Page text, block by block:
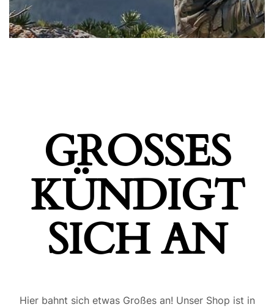
GROSSES K
ÜNDIGT S
ICH AN
Hier bahnt sich etwas Großes an! Unser Shop ist in